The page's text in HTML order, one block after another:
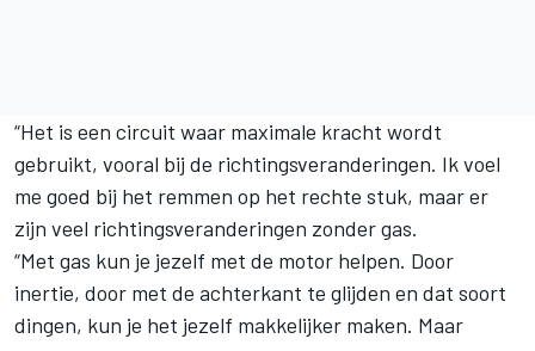
“Het is een circuit waar maximale kracht wordt
gebruikt, vooral bij de richtingsveranderingen. Ik voel
me goed bij het remmen op het rechte stuk, maar er
zijn veel richtingsveranderingen zonder gas.
“Met gas kun je jezelf met de motor helpen. Door
inertie, door met de achterkant te glijden en dat soort
dingen, kun je het jezelf makkelijker maken. Maar